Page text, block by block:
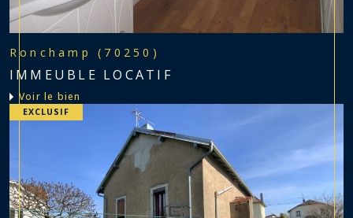
Ronchamp (70250)
IMMEUBLE LOCATIF
voir le bien
EXCLUSIF